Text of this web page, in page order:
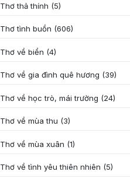
Thơ thả thính (5)
Thơ tình buồn (606)
Thơ về biển (4)
Thơ về gia đình quê hương (39)
Thơ về học trò, mái trường (24)
Thơ về mùa thu (3)
Thơ về mùa xuân (1)
Thơ về tình yêu thiên nhiên (5)